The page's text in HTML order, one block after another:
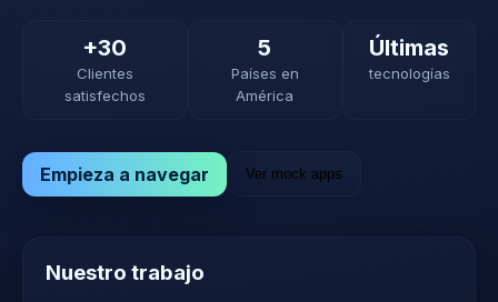
+30
Clientes
satisfechos
5
Países en
América
Últimas
tecnologías
Empieza a navegar Ver mock apps
Nuestro trabajo